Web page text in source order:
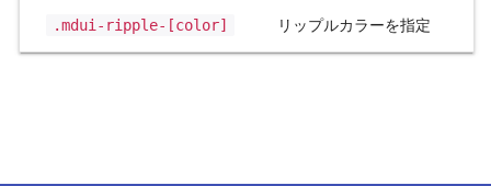
.mdui-ripple- [color] リップルカラーを指定